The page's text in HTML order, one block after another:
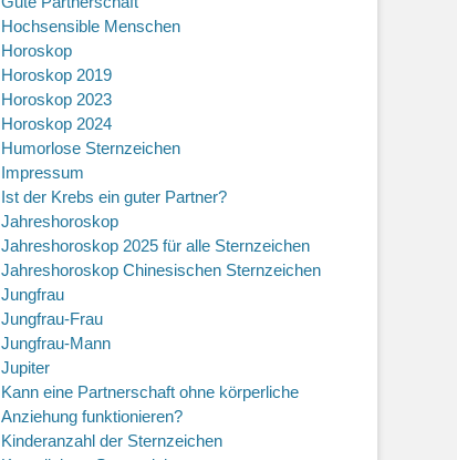
Hochsensible Menschen
Horoskop
Horoskop 2019
Horoskop 2023
Horoskop 2024
Humorlose Sternzeichen
Impressum
Ist der Krebs ein guter Partner?
Jahreshoroskop
Jahreshoroskop 2025 für alle Sternzeichen
Jahreshoroskop Chinesischen Sternzeichen
Jungfrau
Jungfrau-Frau
Jungfrau-Mann
Jupiter
Kann eine Partnerschaft ohne körperliche
Anziehung funktionieren?
Kinderanzahl der Sternzeichen